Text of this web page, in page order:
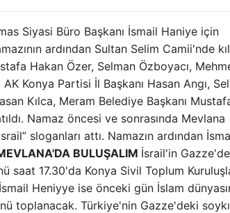
Siyasi Büro Başkanı İsmail Haniye için
ardından Sultan Selim Camii'nde
Hakan Özer, Selman Özboyacı,
Konya Partisi İl Başkanı Hasan Angı,
Kılca, Meram Belediye Başkanı
Namaz öncesi ve sonrasında Mevlana
sloganları attı. Namazın ardından
BULUŞALIM İsrail'in
saat 17.30'da Konya Sivil Toplum
Heniyye ise önceki gün İslam
toplanacak. Türkiye'nin Gazze'deki